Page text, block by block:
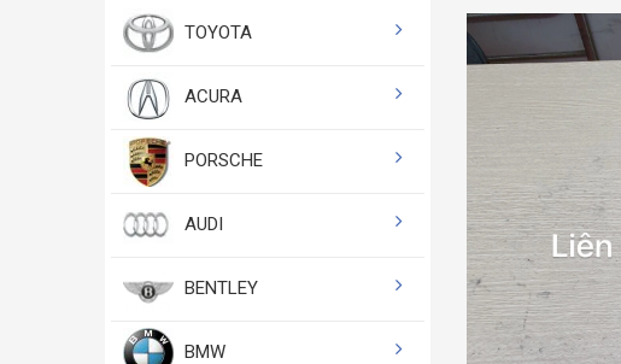
TOYOTA
ACURA
PORSCHE
AUDI
BENTLEY
BMW